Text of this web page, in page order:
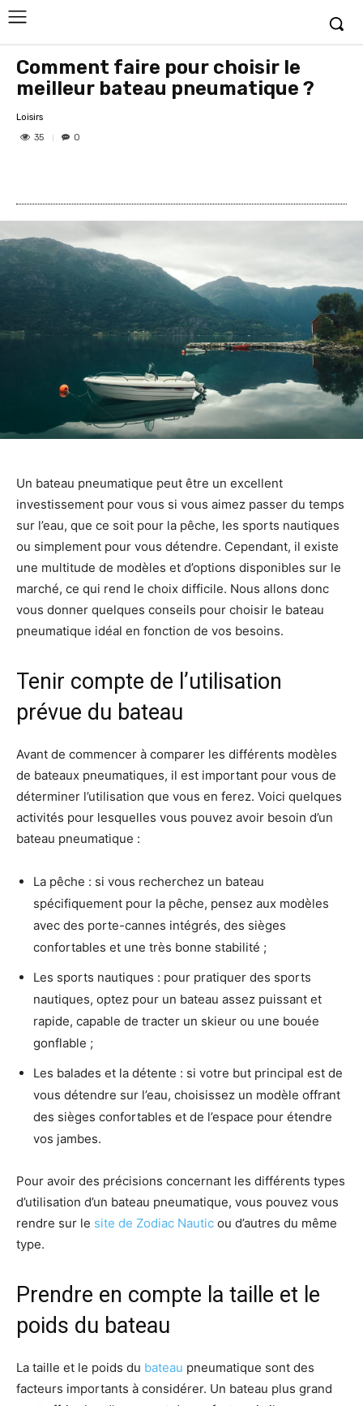
Comment faire pour choisir le
meilleur bateau pneumatique ?
Loisirs
35
0
Un bateau pneumatique peut être un excellent
investissement pour vous si vous aimez passer du temps
sur l’eau, que ce soit pour la pêche, les sports nautiques
ou simplement pour vous détendre. Cependant, il existe
une multitude de modèles et d’options disponibles sur le
marché, ce qui rend le choix difficile. Nous allons donc
vous donner quelques conseils pour choisir le bateau
pneumatique idéal en fonction de vos besoins.
Tenir compte de l’utilisation
prévue du bateau
Avant de commencer à comparer les différents modèles
de bateaux pneumatiques, il est important pour vous de
déterminer l’utilisation que vous en ferez. Voici quelques
activités pour lesquelles vous pouvez avoir besoin d’un
bateau pneumatique :
La pêche : si vous recherchez un bateau
spécifiquement pour la pêche, pensez aux modèles
avec des porte-cannes intégrés, des sièges
confortables et une très bonne stabilité ;
Les sports nautiques : pour pratiquer des sports
nautiques, optez pour un bateau assez puissant et
rapide, capable de tracter un skieur ou une bouée
gonflable ;
Les balades et la détente : si votre but principal est de
vous détendre sur l’eau, choisissez un modèle offrant
des sièges confortables et de l’espace pour étendre
vos jambes.
Pour avoir des précisions concernant les différents types
d’utilisation d’un bateau pneumatique, vous pouvez vous
rendre sur le site de Zodiac Nautic ou d’autres du même
type.
Prendre en compte la taille et le
poids du bateau
La taille et le poids du bateau pneumatique sont des
facteurs importants à considérer. Un bateau plus grand